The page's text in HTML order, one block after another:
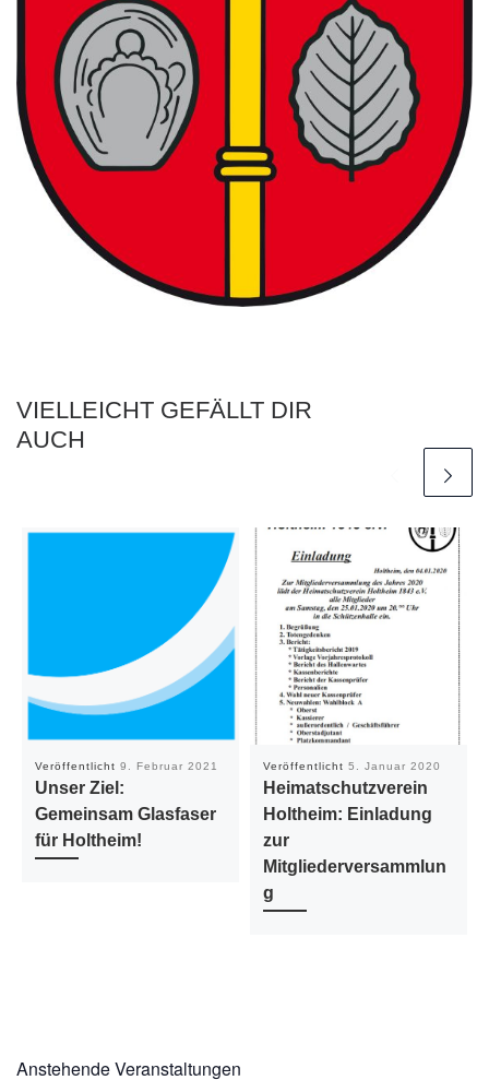
VIELLEICHT GEFÄLLT DIR
AUCH
Veröffentlicht 9. Februar 2021
Unser Ziel:
Gemeinsam Glasfaser
für Holtheim!
Veröffentlicht 5. Januar 2020
Heimatschutzverein
Holtheim: Einladung
zur
Mitgliederversammlun
g
Anstehende Veranstaltungen